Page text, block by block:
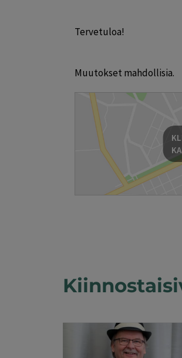
Tervetuloa!
Muutokset mahdollisia.